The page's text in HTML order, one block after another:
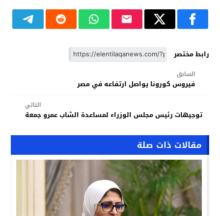
رابط مختصر
السابق
فيروس كورونا يواصل ارتفاعه في مصر
التالي
توجيهات رئيس مجلس الوزراء لمساعدة الشاب عمرو جمعة
مقالات ذات صلة